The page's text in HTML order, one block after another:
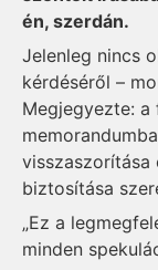
én, szerdán.
Jelenleg nincs
kérdéséről –
Megjegyezte:
visszaszorítása
biztosítása
„Ez a
minden